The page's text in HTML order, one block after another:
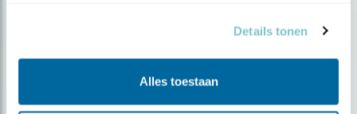
Details tonen
Alles toestaan